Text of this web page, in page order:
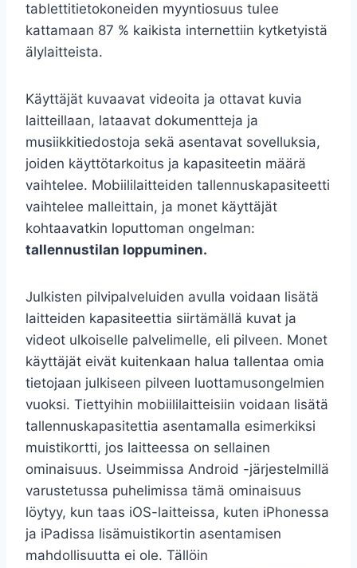
tablettitietokoneiden myyntiosuus tulee
kattamaan 87 % kaikista internettiin kytketyistä
älylaitteista.
Käyttäjät kuvaavat videoita ja ottavat kuvia
laitteillaan, lataavat dokumentteja ja
musiikkitiedostoja sekä asentavat sovelluksia,
joiden käyttötarkoitus ja kapasiteetin määrä
vaihtelee. Mobiililaitteiden tallennuskapasiteetti
vaihtelee malleittain, ja monet käyttäjät
kohtaavatkin loputtoman ongelman:
tallennustilan loppuminen.
Julkisten pilvipalveluiden avulla voidaan lisätä
laitteiden kapasiteettia siirtämällä kuvat ja
videot ulkoiselle palvelimelle, eli pilveen. Monet
käyttäjät eivät kuitenkaan halua tallentaa omia
tietojaan julkiseen pilveen luottamusongelmien
vuoksi. Tiettyihin mobiililaitteisiin voidaan lisätä
tallennuskapasitettia asentamalla esimerkiksi
muistikortti, jos laitteessa on sellainen
ominaisuus. Useimmissa Android -järjestelmillä
varustetussa puhelimissa tämä ominaisuus
löytyy, kun taas iOS-laitteissa, kuten iPhonessa
ja iPadissa lisämuistikortin asentamisen
mahdollisuutta ei ole. Tällöin